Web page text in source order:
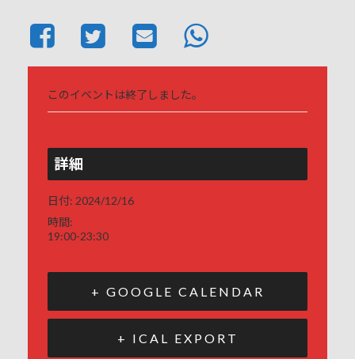
このイベントは終了しました。
詳細
日付: 2024/12/16
時間:
19:00-23:30
+ GOOGLE CALENDAR
+ ICAL EXPORT